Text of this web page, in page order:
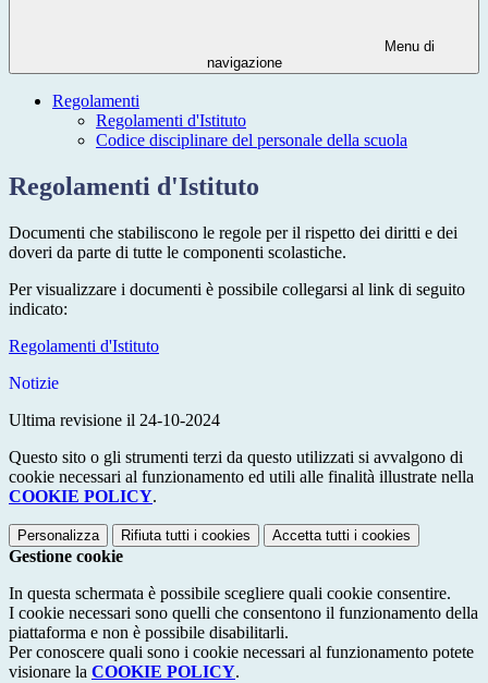
Menu di
navigazione
Regolamenti
Regolamenti d'Istituto
Codice disciplinare del personale della scuola
Regolamenti d'Istituto
Documenti che stabiliscono le regole per il rispetto dei diritti e dei
doveri da parte di tutte le componenti scolastiche.
Per visualizzare i documenti è possibile collegarsi al link di seguito
indicato:
Regolamenti d'Istituto
Notizie
Ultima revisione il 24-10-2024
Questo sito o gli strumenti terzi da questo utilizzati si avvalgono di
cookie necessari al funzionamento ed utili alle finalità illustrate nella
COOKIE POLICY.
Personalizza Rifiuta tutti i cookies Accetta tutti i cookies
Gestione cookie
In questa schermata è possibile scegliere quali cookie consentire.
I cookie necessari sono quelli che consentono il funzionamento della
piattaforma e non è possibile disabilitarli.
Per conoscere quali sono i cookie necessari al funzionamento potete
visionare la COOKIE POLICY.